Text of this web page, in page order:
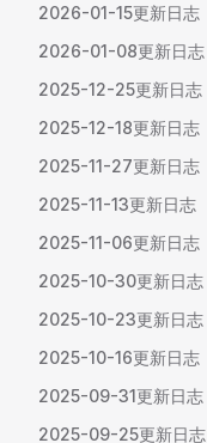
2026-01-15更新日志
2026-01-08更新日志
2025-12-25更新日志
2025-12-18更新日志
2025-11-27更新日志
2025-11-13更新日志
2025-11-06更新日志
2025-10-30更新日志
2025-10-23更新日志
2025-10-16更新日志
2025-09-31更新日志
2025-09-25更新日志